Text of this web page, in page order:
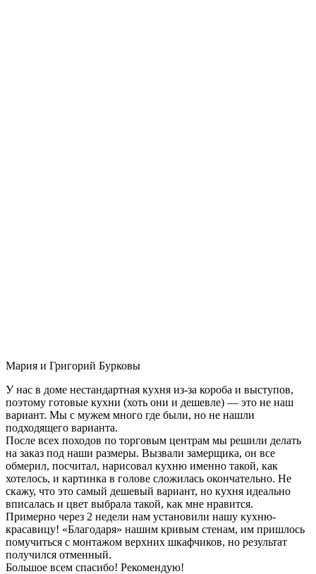
Мария и Григорий Бурковы
У нас в доме нестандартная кухня из-за короба и выступов,
поэтому готовые кухни (хоть они и дешевле) — это не наш
вариант. Мы с мужем много где были, но не нашли
подходящего варианта.
После всех походов по торговым центрам мы решили делать
на заказ под наши размеры. Вызвали замерщика, он все
обмерил, посчитал, нарисовал кухню именно такой, как
хотелось, и картинка в голове сложилась окончательно. Не
скажу, что это самый дешевый вариант, но кухня идеально
вписалась и цвет выбрала такой, как мне нравится.
Примерно через 2 недели нам установили нашу кухню-
красавицу! «Благодаря» нашим кривым стенам, им пришлось
помучиться с монтажом верхних шкафчиков, но результат
получился отменный.
Большое всем спасибо! Рекомендую!